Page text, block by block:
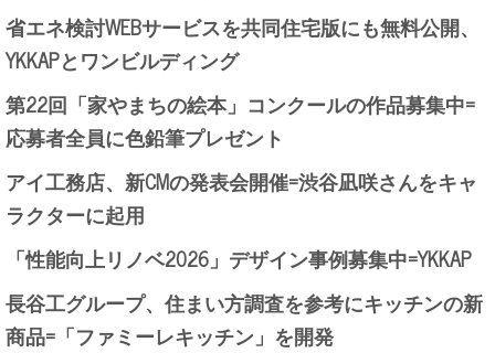
省エネ検討WEBサービスを共同住宅版にも無料公開、
YKKAPとワンビルディング
第22回「家やまちの絵本」コンクールの作品募集中=
応募者全員に色鉛筆プレゼント
アイ工務店、新CMの発表会開催=渋谷凪咲さんをキャ
ラクターに起用
「性能向上リノベ2026」デザイン事例募集中=YKKAP
長谷工グループ、住まい方調査を参考にキッチンの新
商品=「ファミーレキッチン」を開発